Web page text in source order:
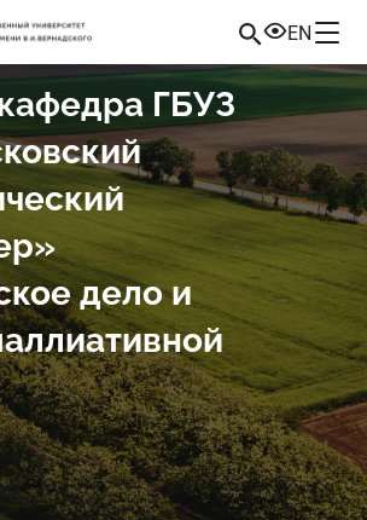
EN
ГБУЗ
дело и